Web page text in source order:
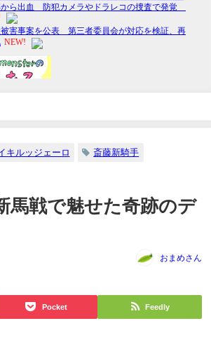
キルッジェーロ 斎藤新騎手
馬戦で魅せた奇跡のデ
おまめさん
Pocket Feedly